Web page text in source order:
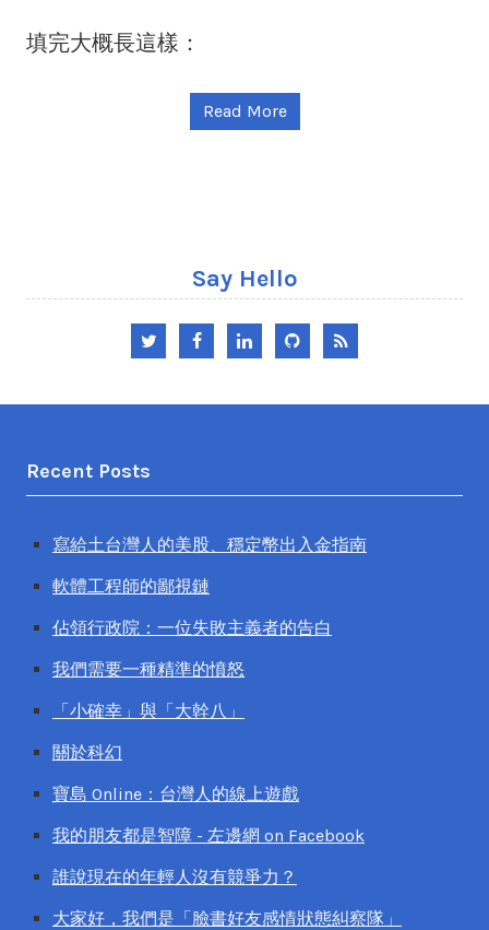
填完大概長這樣：
Read More
Say Hello
TwitterFacebookLinkedInGitHubRSS
Recent Posts
寫給土台灣人的美股、穩定幣出入金指南
軟體工程師的鄙視鏈
佔領行政院：一位失敗主義者的告白
我們需要一種精準的憤怒
「小確幸」與「大幹八」
關於科幻
寶島 Online：台灣人的線上遊戲
我的朋友都是智障 - 左邊網 on Facebook
誰說現在的年輕人沒有競爭力？
大家好，我們是「臉書好友感情狀態糾察隊」